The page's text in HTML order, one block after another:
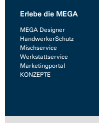
Erlebe die MEGA
MEGA Designer
HandwerkerSchutz
Mischservice
Werkstattservice
Marketingportal
KONZEPTE